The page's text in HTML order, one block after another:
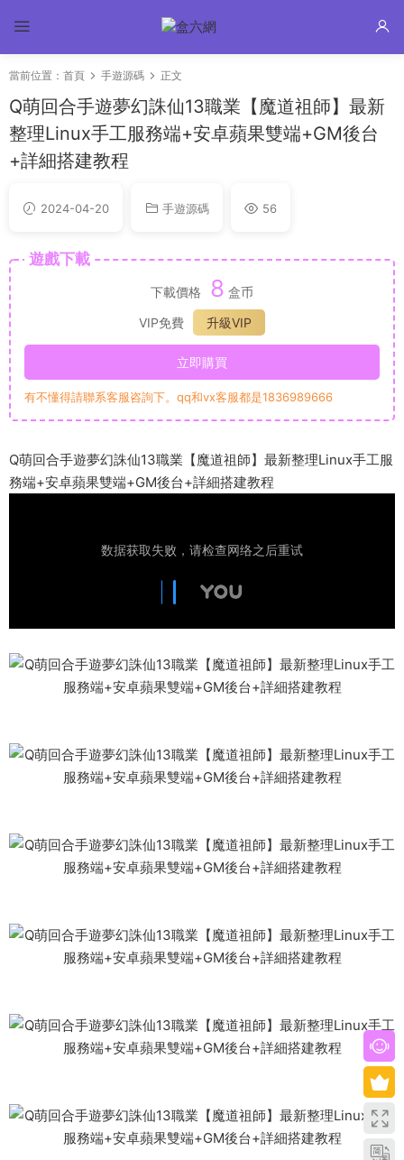
當前位置： 首頁 手遊源碼 正文
Q萌回合手遊夢幻誅仙13職業【魔道祖師】最新
整理Linux手工服務端+安卓蘋果雙端+GM後台
+詳細搭建教程
2024-04-20 手遊源碼 56
遊戲下載
下載價格 8 盒币
VIP免費
升級VIP
立即購買
有不懂得請聯系客服咨詢下。qq和vx客服都是1836989666
Q萌回合手遊夢幻誅仙13職業【魔道祖師】最新整理Linux手工服
務端+安卓蘋果雙端+GM後台+詳細搭建教程